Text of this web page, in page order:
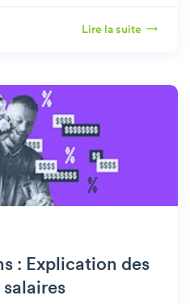
Lire la suite
: Explication des